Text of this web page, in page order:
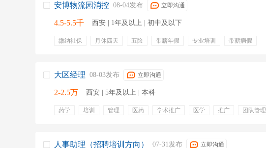
安博物流园消控 08-04发布 立即沟通
4.5-5.5千 西安 | 1年及以上 | 初中及以下
缴纳社保 月休四天 五险 带薪年假 专业培训 带薪病假
大区经理 08-03发布 立即沟通
2-2.5万 西安 | 5年及以上 | 本科
药学 培训 管理 医药 学术推广 医学 推广
团队管理
人事助理（招聘培训方向） 07-31发布 立即沟通